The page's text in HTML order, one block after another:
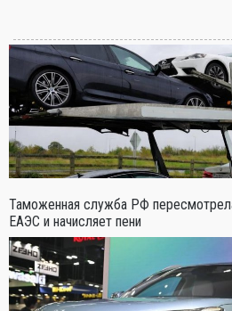
Таможенная служба РФ
ЕАЭС и начисляет пени